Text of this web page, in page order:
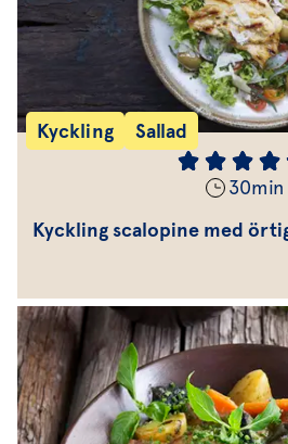
Kyckling Sallad
30min
Kyckling scalopine med